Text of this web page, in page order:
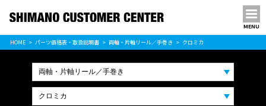
MENU
パーツ価格表
PARTS LIST
HOME パーツ価格表・取扱説明書 両軸・片軸リール／手巻き クロミカ